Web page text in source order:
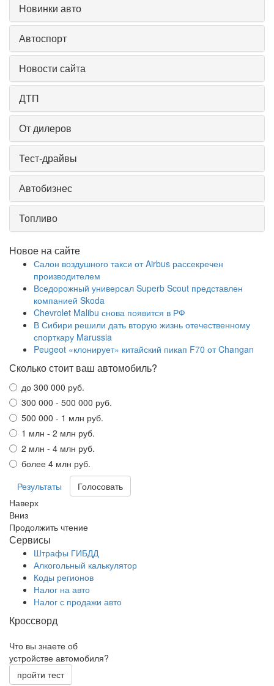
Новинки авто
Автоспорт
Новости сайта
ДТП
От дилеров
Тест-драйвы
Автобизнес
Топливо
Новое на сайте
Салон воздушного такси от Airbus рассекречен
производителем
Вседорожный универсал Superb Scout представлен
компанией Skoda
Chevrolet Malibu снова появится в РФ
В Сибири решили дать вторую жизнь отечественному
спорткару Marussia
Peugeot «клонирует» китайский пикап F70 от Changan
Сколько стоит ваш автомобиль?
до 300 000 руб.
300 000 - 500 000 руб.
500 000 - 1 млн руб.
1 млн - 2 млн руб.
2 млн - 4 млн руб.
более 4 млн руб.
Результаты
Наверх
Вниз
Продолжить чтение
Сервисы
Штрафы ГИБДД
Алкогольный калькулятор
Коды регионов
Налог на авто
Налог с продажи авто
Кроссворд
Что вы знаете об
устройстве автомобиля?
пройти тест